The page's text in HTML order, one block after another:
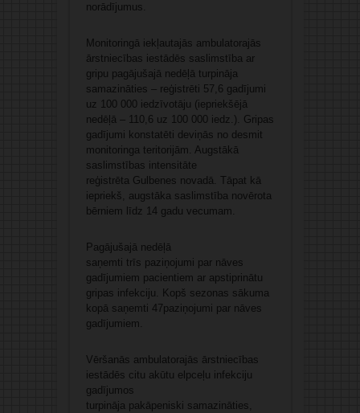
norādījumus.
Monitoringā iekļautajās ambulatorajās
ārstniecības iestādēs saslimstība ar
gripu pagājušajā nedēļā turpināja
samazināties – reģistrēti 57,6 gadījumi
uz 100 000 iedzīvotāju (iepriekšējā
nedēļā – 110,6 uz 100 000 iedz.). Gripas
gadījumi konstatēti deviņās no desmit
monitoringa teritorijām. Augstākā
saslimstības intensitāte
reģistrēta Gulbenes novadā. Tāpat kā
iepriekš, augstāka saslimstība novērota
bērniem līdz 14 gadu vecumam.
Pagājušajā nedēļā
saņemti trīs paziņojumi par nāves
gadījumiem pacientiem ar apstiprinātu
gripas infekciju. Kopš sezonas sākuma
kopā saņemti 47paziņojumi par nāves
gadījumiem.
Vēršanās ambulatorajās ārstniecības
iestādēs citu akūtu elpceļu infekciju
gadījumos
turpināja pakāpeniski samazināties,